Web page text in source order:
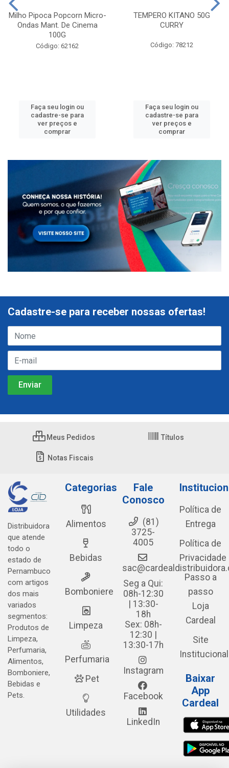
Milho Pipoca Popcorn Micro-
Ondas Mant. De Cinema
100G
Código: 62162
Faça seu login ou
cadastre-se para
ver preços e
comprar
TEMPERO KITANO 50G
CURRY
Código: 78212
Faça seu login ou
cadastre-se para
ver preços e
comprar
Cadastre-se para receber nossas ofertas!
Meus Pedidos Títulos
Notas Fiscais
Distribuidora
que atende
todo o
estado de
Pernambuco
com artigos
dos mais
variados
segmentos:
Produtos de
Limpeza,
Perfumaria,
Alimentos,
Bomboniere,
Bebidas e
Pets.
Categorias
Alimentos
Bebidas
Bomboniere
Limpeza
Perfumaria
Pet
Utilidades
Fale
Conosco
(81)
3725-
4005
Seg a Qui:
08h-12:30
| 13:30-
18h
Sex: 08h-
12:30 |
13:30-17h
Instagram
Facebook
LinkedIn
Política de
Entrega
Política de
Privacidade
Passo a
passo
Loja
Cardeal
Site
Institucional
Baixar
App
Cardeal